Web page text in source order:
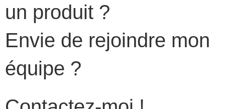
un produit ?
Envie de rejoindre mon
équipe ?